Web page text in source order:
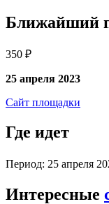
Ближайший
350 ₽
25 апреля 2023
Сайт площадки
Где идет
Период: 25 апреля
Интересные